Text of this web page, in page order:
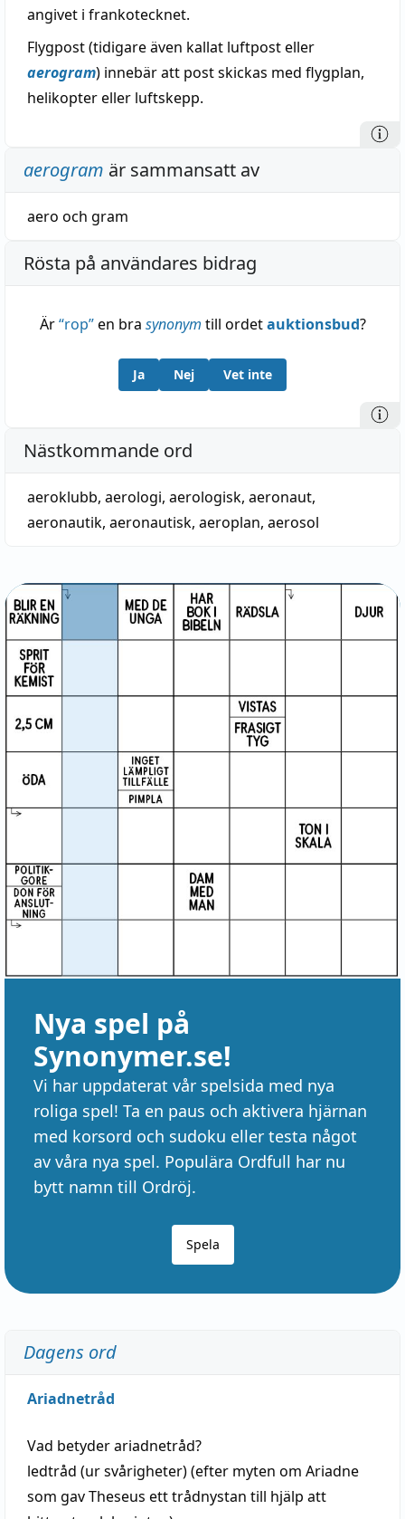
angivet i frankotecknet.
Flygpost (tidigare även kallat luftpost eller
aerogram) innebär att post skickas med flygplan,
helikopter eller luftskepp.
aerogram är sammansatt av
aero och gram
Rösta på användares bidrag
Är“rop”en bra synonym till ordetauktionsbud?
Ja Nej Vet inte
Nästkommande ord
aeroklubb, aerologi, aerologisk, aeronaut,
aeronautik, aeronautisk, aeroplan, aerosol
Nya spel på
Synonymer.se!
Vi har uppdaterat vår spelsida med nya
roliga spel! Ta en paus och aktivera hjärnan
med korsord och sudoku eller testa något
av våra nya spel. Populära Ordfull har nu
bytt namn till Ordröj.
Spela
Dagens ord
Ariadnetråd
Vad betyderariadnetråd?
ledtråd (ur svårigheter) (efter myten om Ariadne
som gav Theseus ett trådnystan till hjälp att